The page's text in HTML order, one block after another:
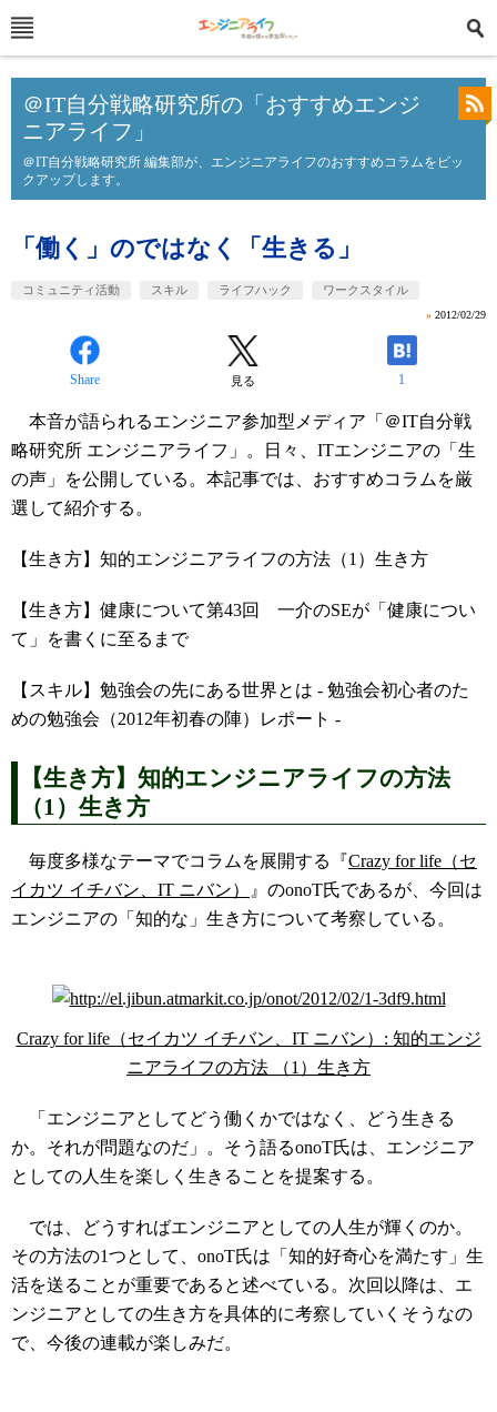
＠IT自分戦略研究所の「おすすめエンジ
ニアライフ」
＠IT自分戦略研究所 編集部が、エンジニアライフのおすすめコラムをピッ
クアップします。
「働く」のではなく「生きる」
コミュニティ活動 スキル ライフハック ワークスタイル
» 2012/02/29
Share 見る 1
本音が語られるエンジニア参加型メディア「＠IT自分戦
略研究所 エンジニアライフ」。日々、ITエンジニアの「生
の声」を公開している。本記事では、おすすめコラムを厳
選して紹介する。
【生き方】知的エンジニアライフの方法（1）生き方
【生き方】健康について第43回 一介のSEが「健康につい
て」を書くに至るまで
【スキル】勉強会の先にある世界とは - 勉強会初心者のた
めの勉強会（2012年初春の陣）レポート -
【生き方】知的エンジニアライフの方法
（1）生き方
毎度多様なテーマでコラムを展開する『Crazy for life（セ
イカツ イチバン、IT ニバン）
』のonoT氏であるが、今回は
エンジニアの「知的な」生き方について考察している。
Crazy for life（セイカツ イチバン、IT ニバン）: 知的エンジ
ニアライフの方法 （1）生き方
「エンジニアとしてどう働くかではなく、どう生きる
か。それが問題なのだ」。そう語るonoT氏は、エンジニア
としての人生を楽しく生きることを提案する。
では、どうすればエンジニアとしての人生が輝くのか。
その方法の1つとして、onoT氏は「知的好奇心を満たす」生
活を送ることが重要であると述べている。次回以降は、エ
ンジニアとしての生き方を具体的に考察していくそうなの
で、今後の連載が楽しみだ。